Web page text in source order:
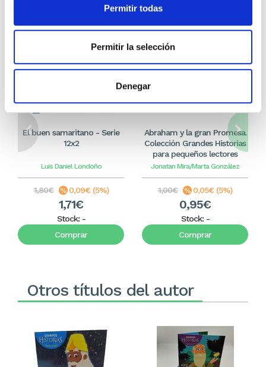
Permitir todas
Permitir la selección
Denegar
El buen samaritano - Serie
12x2
Luis Daniel Londoño
1,80€ 0,09€ (5%)
1,71€
Stock: -
Comprar
Abraham y la gran Promesa.
Colección Grandes Historias
para pequeños lectores
Jonatan Mira/Marta González
1,00€ 0,05€ (5%)
0,95€
Stock: -
Comprar
Otros títulos del autor